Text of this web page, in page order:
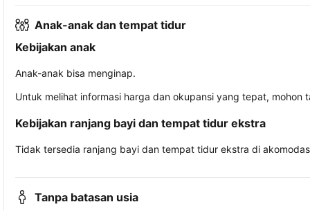
Anak-anak dan tempat tidur
Kebijakan anak
Anak-anak bisa menginap.
Untuk melihat informasi harga dan okupansi yang tepat,
Kebijakan ranjang bayi dan tempat tidur ekstra
Tidak tersedia ranjang bayi dan tempat tidur ekstra di
Tanpa batasan usia